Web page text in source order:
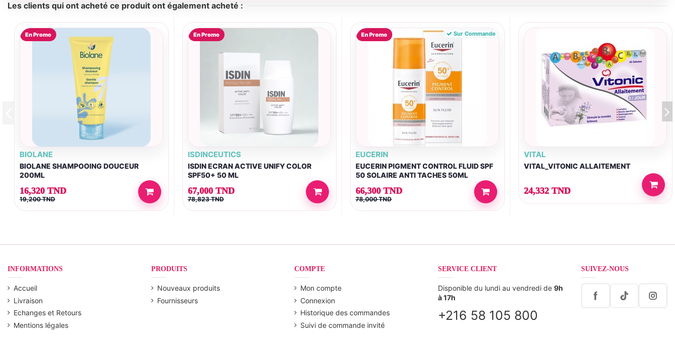
Les clients qui ont acheté ce produit ont également acheté :
En Promo
BIOLANE
BIOLANE SHAMPOOING DOUCEUR
200ML
16,320 TND
19,200 TND
En Promo
ISDINCEUTICS
ISDIN ECRAN ACTIVE UNIFY COLOR
SPF50+ 50 ML
67,000 TND
78,823 TND
En Promo Sur Commande
EUCERIN
EUCERIN PIGMENT CONTROL FLUID SPF
50 SOLAIRE ANTI TACHES 50ML
66,300 TND
78,000 TND
VITAL
VITAL_VITONIC ALLAITEMENT
24,332 TND
INFORMATIONS
Accueil
Livraison
Echanges et Retours
Mentions légales
PRODUITS
Nouveaux produits
Fournisseurs
COMPTE
Mon compte
Connexion
Historique des commandes
Suivi de commande invité
SERVICE CLIENT
Disponible du lundi au vendredi de 9h
à 17h
+216 58 105 800
SUIVEZ-NOUS